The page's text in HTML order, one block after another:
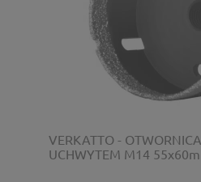
VERKATTO -
UCHWYTEM M14